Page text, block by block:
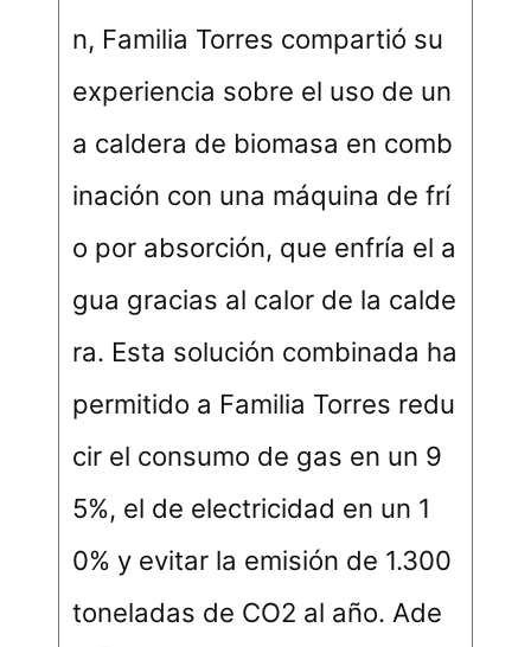
n, Familia Torres compartió su
experiencia sobre el uso de un
a caldera de biomasa en comb
inación con una máquina de frí
o por absorción, que enfría el a
gua gracias al calor de la calde
ra. Esta solución combinada ha
permitido a Familia Torres redu
cir el consumo de gas en un 9
5%, el de electricidad en un 1
0% y evitar la emisión de 1.300
toneladas de CO2 al año. Ade